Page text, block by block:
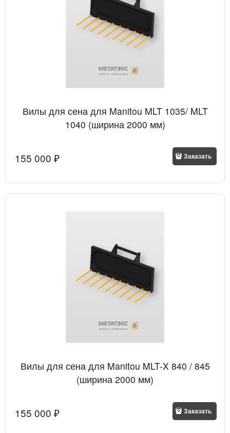
Вилы для сена для Manitou MLT 1035/ MLT
1040 (ширина 2000 мм)
155 000 ₽ Заказать
Вилы для сена для Manitou MLT-X 840 / 845
(ширина 2000 мм)
155 000 ₽ Заказать